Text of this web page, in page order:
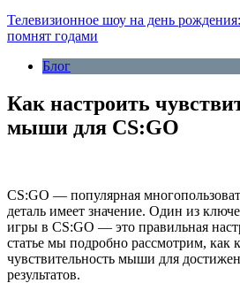
Телевизионное шоу на день
помнят годами
Блог
Как настроить
мыши для CS:GO
CS:GO — популярная
деталь имеет значение. Один из
игры в CS:GO — это правильная
статье мы подробно рассмотрим, как
чувствительность мыши для
результатов.